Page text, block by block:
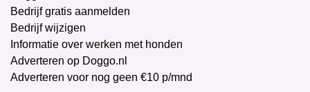
Bedrijf gratis aanmelden
Bedrijf wijzigen
Informatie over werken met honden
Adverteren op Doggo.nl
Adverteren voor nog geen €10 p/mnd